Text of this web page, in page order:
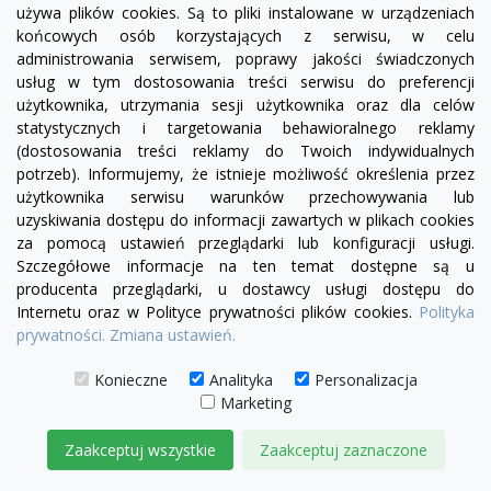
Fotel Chesterfield Classic
3 050,00 zł
DODAJ DO KOSZYKA
używa plików cookies. Są to pliki instalowane w urządzeniach
końcowych osób korzystających z serwisu, w celu
administrowania serwisem, poprawy jakości świadczonych
usług w tym dostosowania treści serwisu do preferencji
użytkownika, utrzymania sesji użytkownika oraz dla celów
statystycznych i targetowania behawioralnego reklamy
(dostosowania treści reklamy do Twoich indywidualnych
potrzeb). Informujemy, że istnieje możliwość określenia przez
użytkownika serwisu warunków przechowywania lub
uzyskiwania dostępu do informacji zawartych w plikach cookies
za pomocą ustawień przeglądarki lub konfiguracji usługi.
Szczegółowe informacje na ten temat dostępne są u
producenta przeglądarki, u dostawcy usługi dostępu do
Internetu oraz w Polityce prywatności plików cookies. Polityka
prywatności. Zmiana ustawień.
Konieczne Analityka
Personalizacja
Marketing
Zaakceptuj wszystkie Zaakceptuj zaznaczone